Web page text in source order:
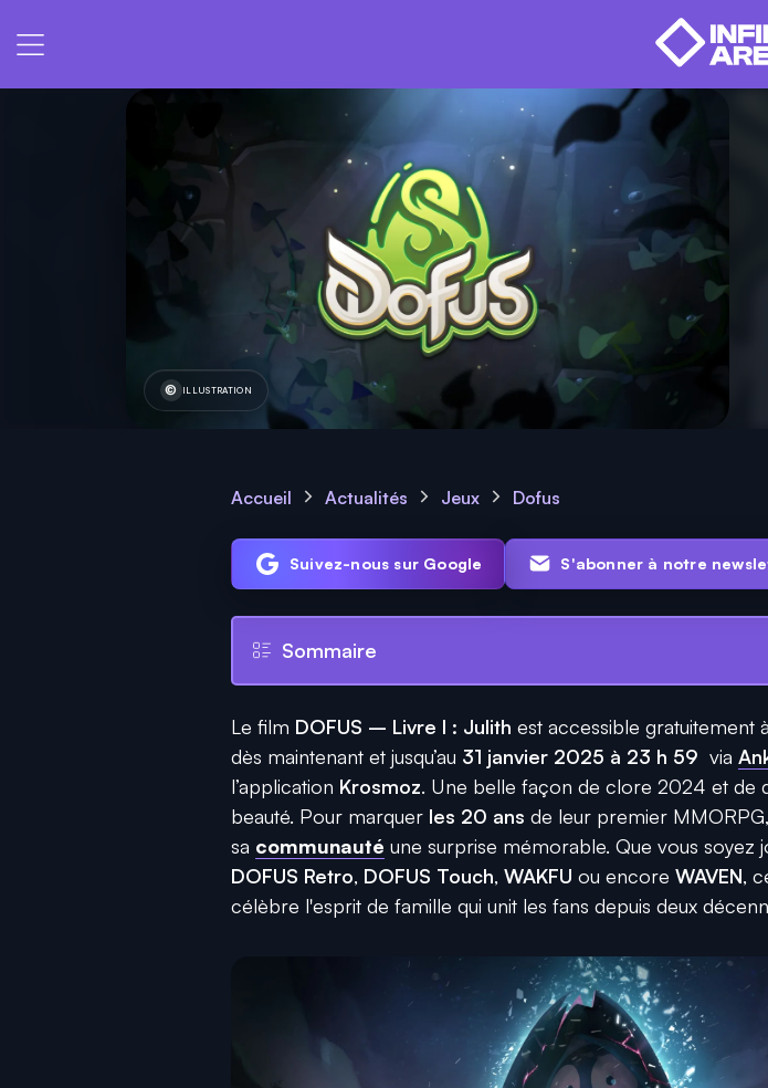
ILLUSTRATION
Accueil Actualités Jeux Dofus
Suivez-nous sur Google S'abonner à notre
Sommaire
Le film DOFUS – Livre I : Julith est accessible gratuitement
dès maintenant et jusqu’au 31 janvier 2025 à 23 h 59 via
l’application Krosmoz. Une belle façon de clore 2024 et de
beauté. Pour marquer les 20 ans de leur premier MMORPG,
sa communauté une surprise mémorable. Que vous soyez
DOFUS Retro, DOFUS Touch, WAKFU ou encore WAVEN,
célèbre l'esprit de famille qui unit les fans depuis deux